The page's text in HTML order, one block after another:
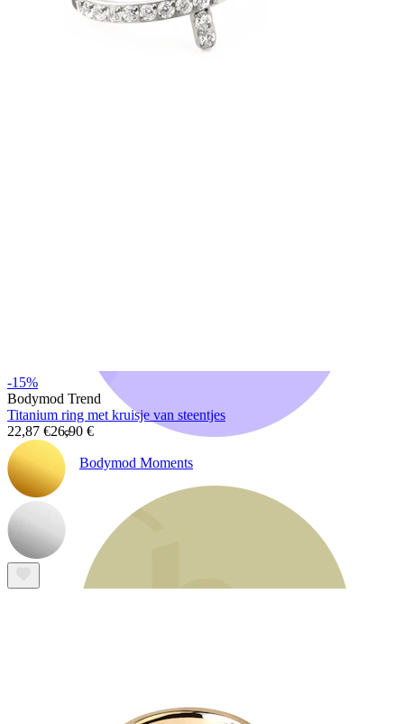
Bodymod Moments
-15%
Bodymod Trend
Titanium ring met kruisje van steentjes
22,87 €26,90 €